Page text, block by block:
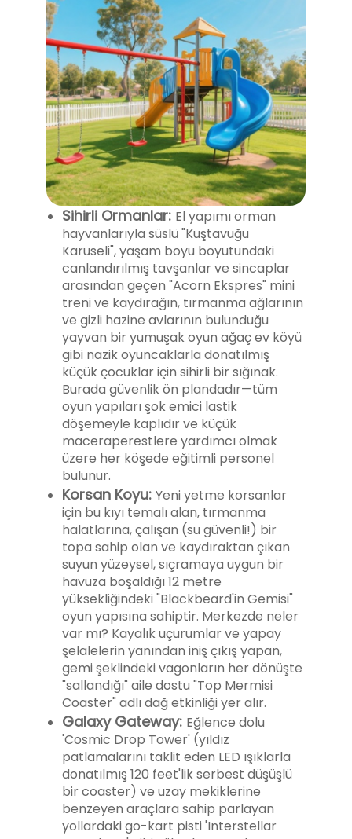
Sihirli Ormanlar: El yapımı orman
hayvanlarıyla süslü "Kuştavuğu
Karuseli", yaşam boyu boyutundaki
canlandırılmış tavşanlar ve sincaplar
arasından geçen "Acorn Ekspres" mini
treni ve kaydırağın, tırmanma ağlarının
ve gizli hazine avlarının bulunduğu
yayvan bir yumuşak oyun ağaç ev köyü
gibi nazik oyuncaklarla donatılmış
küçük çocuklar için sihirli bir sığınak.
Burada güvenlik ön plandadır—tüm
oyun yapıları şok emici lastik
döşemeyle kaplıdır ve küçük
maceraperestlere yardımcı olmak
üzere her köşede eğitimli personel
bulunur.
Korsan Koyu: Yeni yetme korsanlar
için bu kıyı temalı alan, tırmanma
halatlarına, çalışan (su güvenli!) bir
topa sahip olan ve kaydıraktan çıkan
suyun yüzeysel, sıçramaya uygun bir
havuza boşaldığı 12 metre
yüksekliğindeki "Blackbeard'in Gemisi"
oyun yapısına sahiptir. Merkezde neler
var mı? Kayalık uçurumlar ve yapay
şelalelerin yanından iniş çıkış yapan,
gemi şeklindeki vagonların her dönüşte
"sallandığı" aile dostu "Top Mermisi
Coaster" adlı dağ etkinliği yer alır.
Galaxy Gateway: Eğlence dolu
'Cosmic Drop Tower' (yıldız
patlamalarını taklit eden LED ışıklarla
donatılmış 120 feet'lik serbest düşüşlü
bir coaster) ve uzay mekiklerine
benzeyen araçlara sahip parlayan
yollardaki go-kart pisti 'Interstellar